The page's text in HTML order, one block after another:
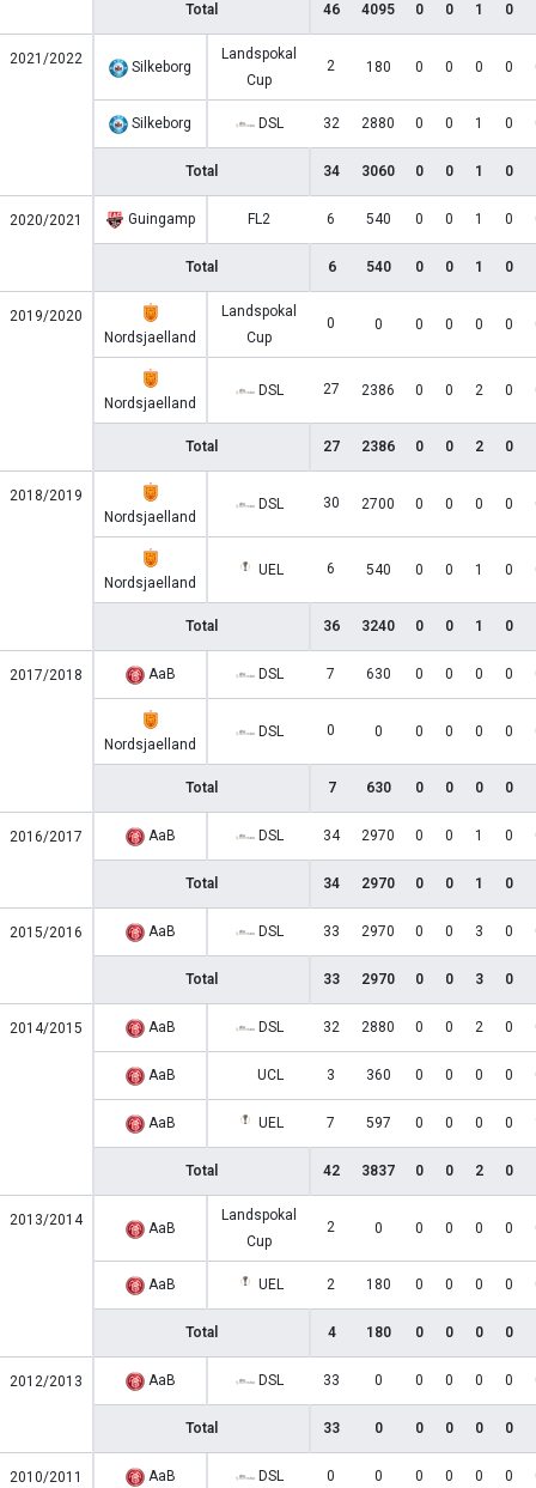
Total 46 4095 0 0 1 0
2021/2022 Silkeborg
Landspokal
Cup
2 180 0 0 0 0
Silkeborg DSL 32 2880 0 0 1 0
Total 34 3060 0 0 1 0
2020/2021 Guingamp FL2 6 540 0 0 1 0
Total 6 540 0 0 1 0
2019/2020
Nordsjaelland
Landspokal
Cup
0 0 0 0 0 0
Nordsjaelland
DSL 27 2386 0 0 2 0
Total 27 2386 0 0 2 0
2018/2019
Nordsjaelland
DSL 30 2700 0 0 0 0
Nordsjaelland
UEL 6 540 0 0 1 0
Total 36 3240 0 0 1 0
2017/2018 AaB DSL 7 630 0 0 0 0
Nordsjaelland
DSL 0 0 0 0 0 0
Total 7 630 0 0 0 0
2016/2017 AaB DSL 34 2970 0 0 1 0
Total 34 2970 0 0 1 0
2015/2016 AaB DSL 33 2970 0 0 3 0
Total 33 2970 0 0 3 0
2014/2015 AaB DSL 32 2880 0 0 2 0
AaB UCL 3 360 0 0 0 0
AaB UEL 7 597 0 0 0 0
Total 42 3837 0 0 2 0
2013/2014 AaB
Landspokal
Cup
2 0 0 0 0 0
AaB UEL 2 180 0 0 0 0
Total 4 180 0 0 0 0
2012/2013 AaB DSL 33 0 0 0 0 0
Total 33 0 0 0 0 0
2010/2011 AaB DSL 0 0 0 0 0 0